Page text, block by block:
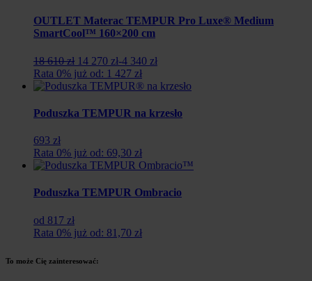
zł.
zł.
OUTLET Materac TEMPUR Pro Luxe® Medium
SmartCool™ 160×200 cm
18 610 zł Pierwotna
cena
wynosiła:
610
14 270 złAktualna
cena
wynosi:
270
-4 340 zł
Rata 0% już od: 1 427 zł
Poduszka TEMPUR na krzesło
693 zł
Rata 0% już od: 69,30 zł
Poduszka TEMPUR Ombracio
od 817 zł
Rata 0% już od: 81,70 zł
To może Cię zainteresować: